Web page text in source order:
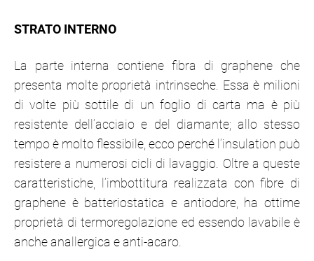
STRATO INTERNO
La parte interna contiene fibra di graphene che
presenta molte proprietà intrinseche. Essa è milioni
di volte più sottile di un foglio di carta ma è più
resistente dell’acciaio e del diamante; allo stesso
tempo è molto flessibile, ecco perché l’insulation può
resistere a numerosi cicli di lavaggio. Oltre a queste
caratteristiche, l’imbottitura realizzata con fibre di
graphene è batteriostatica e antiodore, ha ottime
proprietà di termoregolazione ed essendo lavabile è
anche anallergica e anti-acaro.